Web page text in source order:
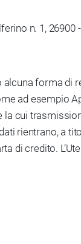
n. 1, 26900 -
forma di
ad esempio
cui
rientrano, a
di credito.